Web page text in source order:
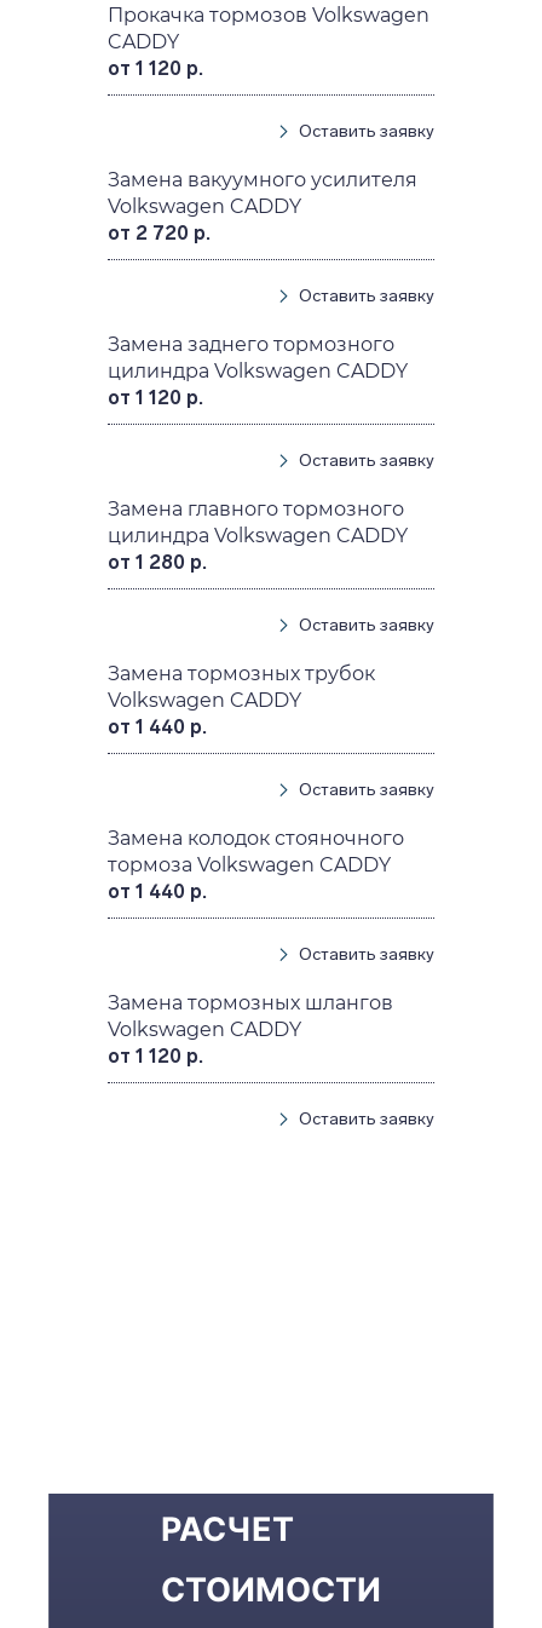
Прокачка тормозов Volkswagen
CADDY
от 1 120 р.
Оставить заявку
Замена вакуумного усилителя
Volkswagen CADDY
от 2 720 р.
Оставить заявку
Замена заднего тормозного
цилиндра Volkswagen CADDY
от 1 120 р.
Оставить заявку
Замена главного тормозного
цилиндра Volkswagen CADDY
от 1 280 р.
Оставить заявку
Замена тормозных трубок
Volkswagen CADDY
от 1 440 р.
Оставить заявку
Замена колодок стояночного
тормоза Volkswagen CADDY
от 1 440 р.
Оставить заявку
Замена тормозных шлангов
Volkswagen CADDY
от 1 120 р.
Оставить заявку
РАСЧЕТ
СТОИМОСТИ